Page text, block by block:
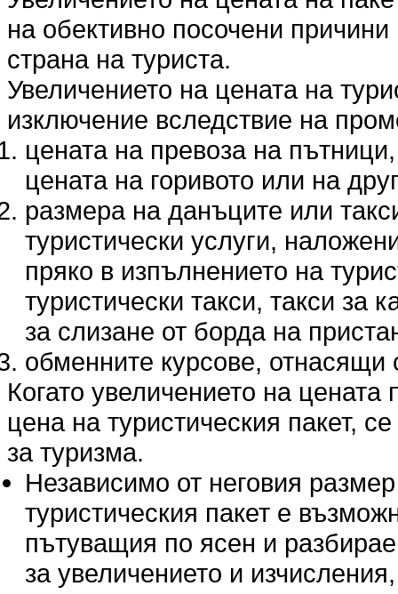
на обективно посочени
страна на туриста.
Увеличението на цената на
изключение вследствие на
цената на превоза на
цената на горивото или на
размера на данъците или
туристически услуги,
пряко в изпълнението на
туристически такси, такси за
за слизане от борда на
обменните курсове, отнасящи
Когато увеличението на
цена на туристическия пакет,
за туризма.
Независимо от неговия
туристическия пакет е
пътуващия по ясен и
за увеличението и